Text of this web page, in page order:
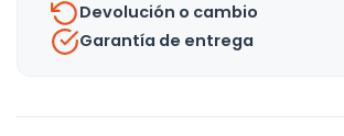
Devolución o cambio
Garantía de entrega